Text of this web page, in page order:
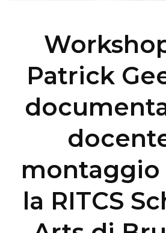
Patrick
montaggio
la RITCS